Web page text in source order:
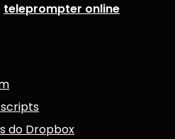
teleprompter online
do Dropbox